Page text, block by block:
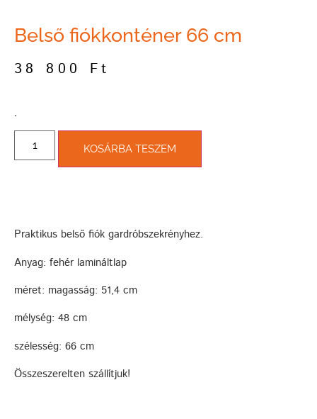
Belső fiókkonténer 66 cm
38 800 Ft
­.
KOSÁRBA TESZEM
Praktikus belső fiók gardróbszekrényhez.
Anyag: fehér lamináltlap
méret: magasság: 51,4 cm
mélység: 48 cm
szélesség: 66 cm
Összeszerelten szállítjuk!